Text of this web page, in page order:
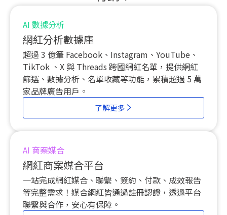
AI 數據分析
網紅分析數據庫
超過 3 億筆 Facebook、Instagram、YouTube、
TikTok 、 X 與 Threads 跨國網紅名單，提供網紅
篩選、數據分析、名單收藏等功能，累積超過 5 萬
家品牌廣告用戶。
了解更多
AI 商案媒合
網紅商案媒合平台
一站完成網紅媒合、聯繫、簽約、付款、成效報告
等完整需求！媒合網紅皆通過註冊認證，透過平台
聯繫與合作，安心有保障。